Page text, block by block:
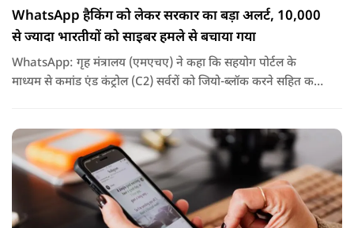
WhatsApp हैकिंग को लेकर सरकार का बड़ा अलर्ट, 10,000
से ज्यादा भारतीयों को साइबर हमले से बचाया गया
WhatsApp: गृह मंत्रालय (एमएचए) ने कहा कि सहयोग पोर्टल के
माध्यम से कमांड एंड कंट्रोल (C2) सर्वरों को जियो-ब्लॉक करने सहित कई